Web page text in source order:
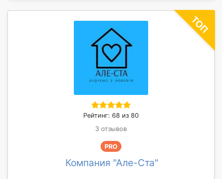
Рейтинг: 68 из 80
3 отзывов
PRO
Компания "Але-Ста"